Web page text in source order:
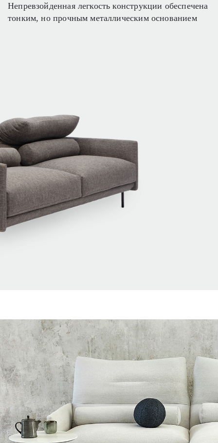
Непревзойденная легкость конструкции обеспечена
тонким, но прочным металлическим основанием